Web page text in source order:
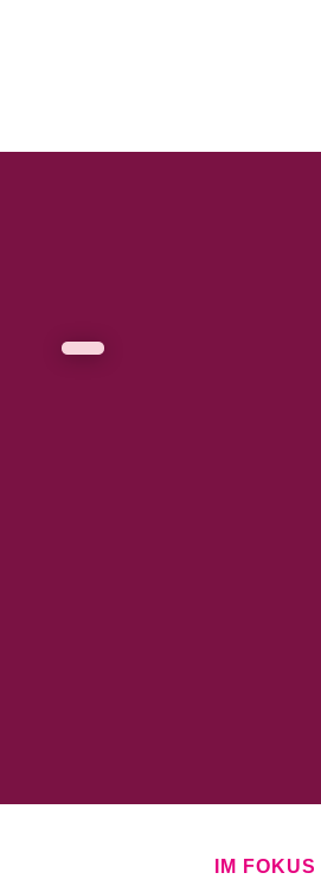
IM FOKUS